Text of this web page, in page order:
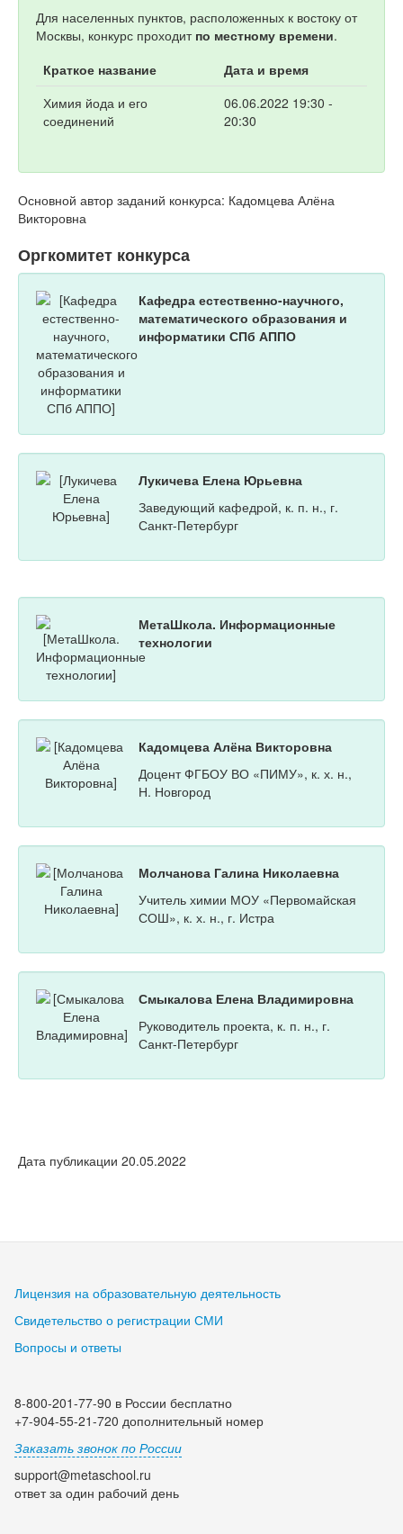
Для населенных пунктов, расположенных к востоку от
Москвы, конкурс проходит по местному времени.
Краткое название
Дата и время
Химия йода и его
соединений
06.06.2022 19:30 -
20:30
Основной автор заданий конкурса: Кадомцева Алёна
Викторовна
Оргкомитет конкурса
Кафедра естественно-научного,
математического образования и
информатики СПб АППО
Лукичева Елена Юрьевна
Заведующий кафедрой, к. п. н., г.
Санкт-Петербург
МетаШкола. Информационные
технологии
Кадомцева Алёна Викторовна
Доцент ФГБОУ ВО «ПИМУ», к. х. н.,
Н. Новгород
Молчанова Галина Николаевна
Учитель химии МОУ «Первомайская
СОШ», к. х. н., г. Истра
Смыкалова Елена Владимировна
Руководитель проекта, к. п. н., г.
Санкт-Петербург
Дата публикации 20.05.2022
Лицензия на образовательную деятельность
Свидетельство о регистрации СМИ
Вопросы и ответы
8-800-201-77-90 в России бесплатно
+7-904-55-21-720 дополнительный номер
Заказать звонок по России
support@metaschool.ru
ответ за один рабочий день